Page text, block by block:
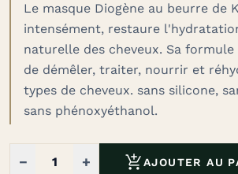
Le masque Diogène au beurre de
intensément, restaure
naturelle des cheveux. Sa
de démêler, traiter, nourrir et
types de cheveux. sans silicone,
sans phénoxyéthanol.
− + AJOUTER AU